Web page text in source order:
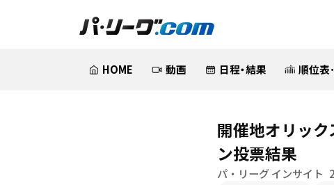
HOME 動画 日程・結果 順位表
開催地オリッ
ン投票結果
パ・リーグ インサイト